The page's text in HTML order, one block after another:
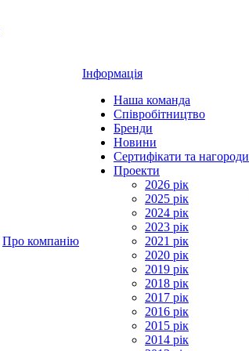
Про компанію
Інформація
Наша команда
Співробітництво
Бренди
Новини
Сертифікати та нагороди
Проекти
2026 рік
2025 рік
2024 рік
2023 рік
2021 рік
2020 рік
2019 рік
2018 рік
2017 рік
2016 рік
2015 рік
2014 рік